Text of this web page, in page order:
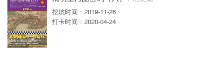
挖坑时间：2019-11-26
打卡时间：2020-04-24